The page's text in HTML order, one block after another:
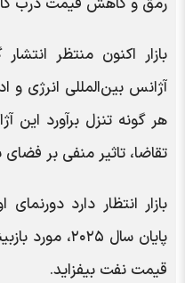
بازار اکنون منتظر
آژانس بین‌المللی انرژی و
هر گونه تنزل برآورد
تقاضا، تاثیر منفی بر
بازار انتظار دارد
پایان سال
قیمت نفت بیفزاید.